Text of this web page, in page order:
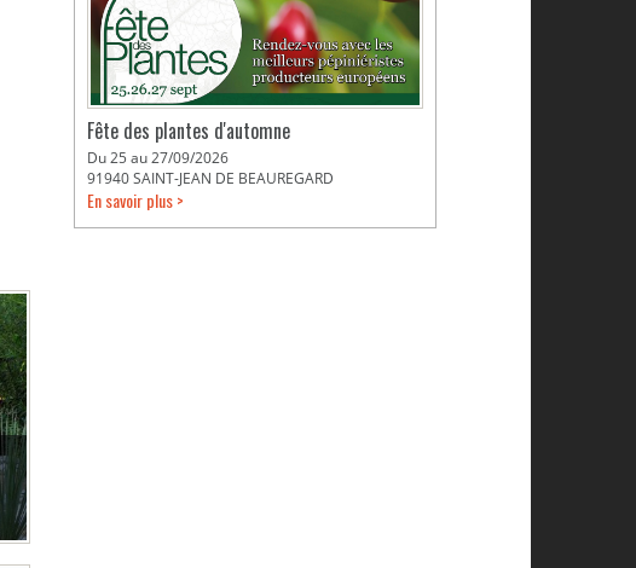
Fête des plantes d'automne
Du 25 au 27/09/2026
91940 SAINT-JEAN DE BEAUREGARD
En savoir plus >